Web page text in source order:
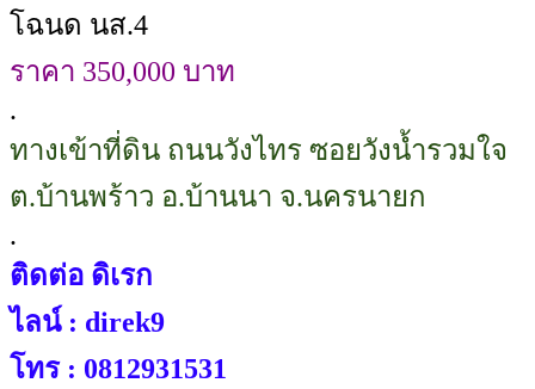
โฉนด นส.4
ราคา 350,000 บาท
.
ทางเข้าที่ดิน ถนนวังไทร ซอยวังน้ำรวมใจ
ต.บ้านพร้าว อ.บ้านนา จ.นครนายก
.
ติดต่อ ดิเรก
ไลน์ : direk9
โทร : 0812931531